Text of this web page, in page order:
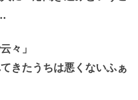
々」
きたうちは悪くないふぁ